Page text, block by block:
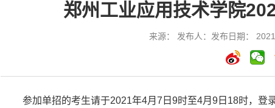
郑州工业应用技术学院
来源： 发布人：发布日期：
参加单招的考生请于2021年4月7日9时至4月9日18时，登